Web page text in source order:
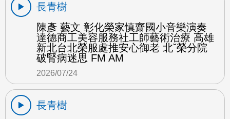
長青樹
陳彥 藝文 彰化榮家慎齋國小音樂演奏
達德商工美容服務社工師藝術治療 高雄
新北台北榮服處推安心御老 北ˇ榮分院
破腎病迷思 FM AM
2026/07/24
長青樹